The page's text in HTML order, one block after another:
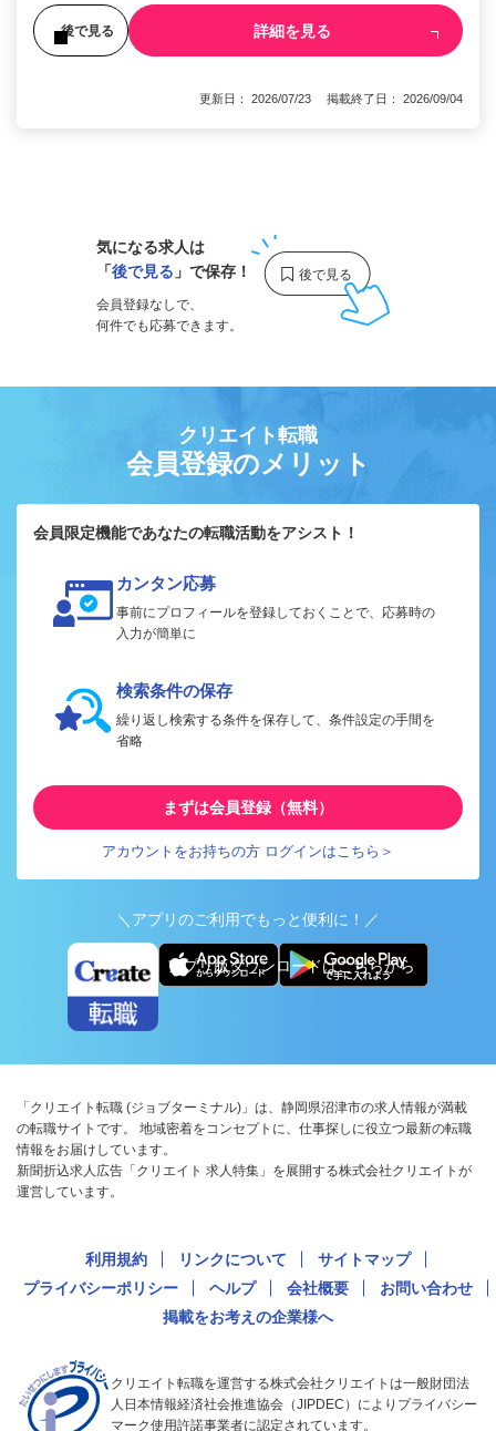
後で見る 詳細を見る
更新日： 2026/07/23 掲載終了日： 2026/09/04
気になる求人は
「後で見る 」で保存！
会員登録なしで、
何件でも応募できます。
クリエイト転職
会員登録のメリット
会員限定機能であなたの転職活動をアシスト！
カンタン応募
事前にプロフィールを登録しておくことで、応募時の
入力が簡単に
検索条件の保存
繰り返し検索する条件を保存して、条件設定の手間を
省略
まずは会員登録（無料）
アカウントをお持ちの方 ログインはこちら＞
＼アプリのご利用でもっと便利に！／
アプリ版ダウンロードはこちらから
「クリエイト転職 (ジョブターミナル)」は、静岡県沼津市の求人情報が満載
の転職サイトです。 地域密着をコンセプトに、仕事探しに役立つ最新の転職
情報をお届けしています。
新聞折込求人広告「クリエイト 求人特集」を展開する株式会社クリエイトが
運営しています。
利用規約 リンクについて
サイトマップ
プライバシーポリシー
ヘルプ 会社概要
お問い合わせ
掲載をお考えの企業様へ
クリエイト転職を運営する株式会社クリエイトは一般財団法
人日本情報経済社会推進協会（JIPDEC）によりプライバシー
マーク使用許諾事業者に認定されています。